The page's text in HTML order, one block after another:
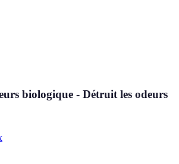
biologique - Détruit les odeurs